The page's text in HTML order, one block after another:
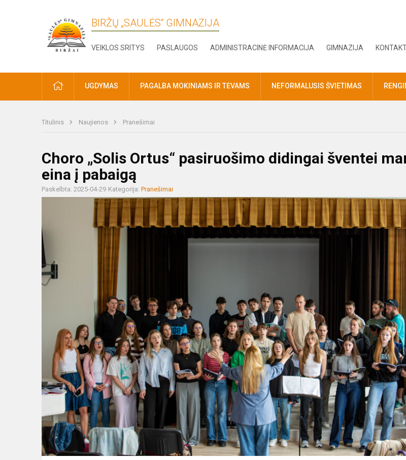
BIRŽŲ „SAULĖS“ GIMNAZIJA
VEIKLOS SRITYS PASLAUGOS ADMINISTRACINĖ INFORMACIJA GIMNAZIJA
PRADŽIAUGDYMAS PAGALBA MOKINIAMS IR TĖVAMS NEFORMALUSIS ŠVIETIMAS
Titulinis Naujienos Pranešimai
Choro „Solis Ortus“ pasiruošimo didingai šventei
eina į pabaigą
Paskelbta: 2025-04-29 Kategorija: Pranešimai